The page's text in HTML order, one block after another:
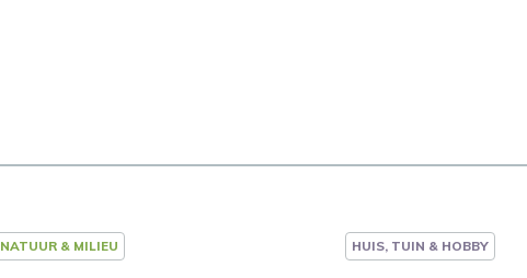
NATUUR & MILIEU HUIS, TUIN & HOBBY